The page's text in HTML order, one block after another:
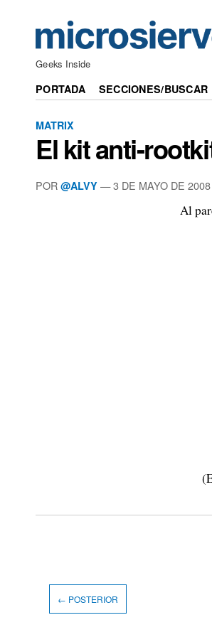
Geeks Inside
PORTADA SECCIONES/BUSCAR
MATRIX
El kit anti-
POR @ALVY —3 DE MAYO DE 2008
Al
← POSTERIOR